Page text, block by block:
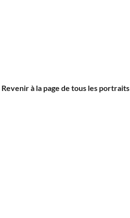
Revenir à la page de tous les portraits